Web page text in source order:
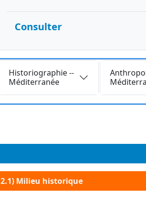
Consulter
Historiographie --
Méditerranée
Body
2.1) Milieu historique